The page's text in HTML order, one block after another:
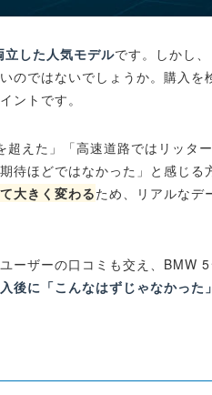
立した人気モデルです。しかし
のではないでしょうか。購入を
ントです。
えた」「高速道路ではリッタ
待ほどではなかった」と感じる
大きく変わるため、リアルなデ
ーザーの口コミも交え、BMW 5
後に「こんなはずじゃなかった